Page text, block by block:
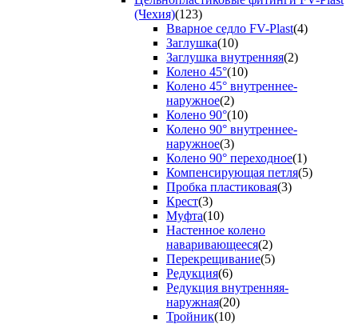
(Чехия)(123)
Вварное седло FV-Plast(4)
Заглушка(10)
Заглушка внутренняя(2)
Колено 45°(10)
Колено 45° внутреннее-
наружное(2)
Колено 90°(10)
Колено 90° внутреннее-
наружное(3)
Колено 90° переходное(1)
Компенсирующая петля(5)
Пробка пластиковая(3)
Крест(3)
Муфта(10)
Настенное колено
наваривающееся(2)
Перекрещивание(5)
Редукция(6)
Редукция внутренняя-
наружная(20)
Тройник(10)